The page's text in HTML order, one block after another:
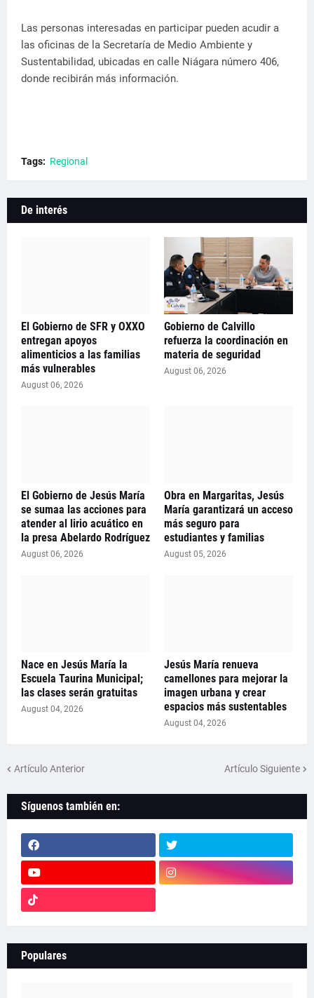
Las personas interesadas en participar pueden acudir a
las oficinas de la Secretaría de Medio Ambiente y
Sustentabilidad, ubicadas en calle Niágara número 406,
donde recibirán más información.
Tags: Regional
De interés
El Gobierno de SFR y OXXO
entregan apoyos
alimenticios a las familias
más vulnerables
August 06, 2026
Gobierno de Calvillo
refuerza la coordinación en
materia de seguridad
August 06, 2026
El Gobierno de Jesús María
se sumaa las acciones para
atender al lirio acuático en
la presa Abelardo Rodríguez
August 06, 2026
Obra en Margaritas, Jesús
María garantizará un acceso
más seguro para
estudiantes y familias
August 05, 2026
Nace en Jesús María la
Escuela Taurina Municipal;
las clases serán gratuitas
August 04, 2026
Jesús María renueva
camellones para mejorar la
imagen urbana y crear
espacios más sustentables
August 04, 2026
Artículo Anterior Artículo Siguiente
Síguenos también en:
Populares